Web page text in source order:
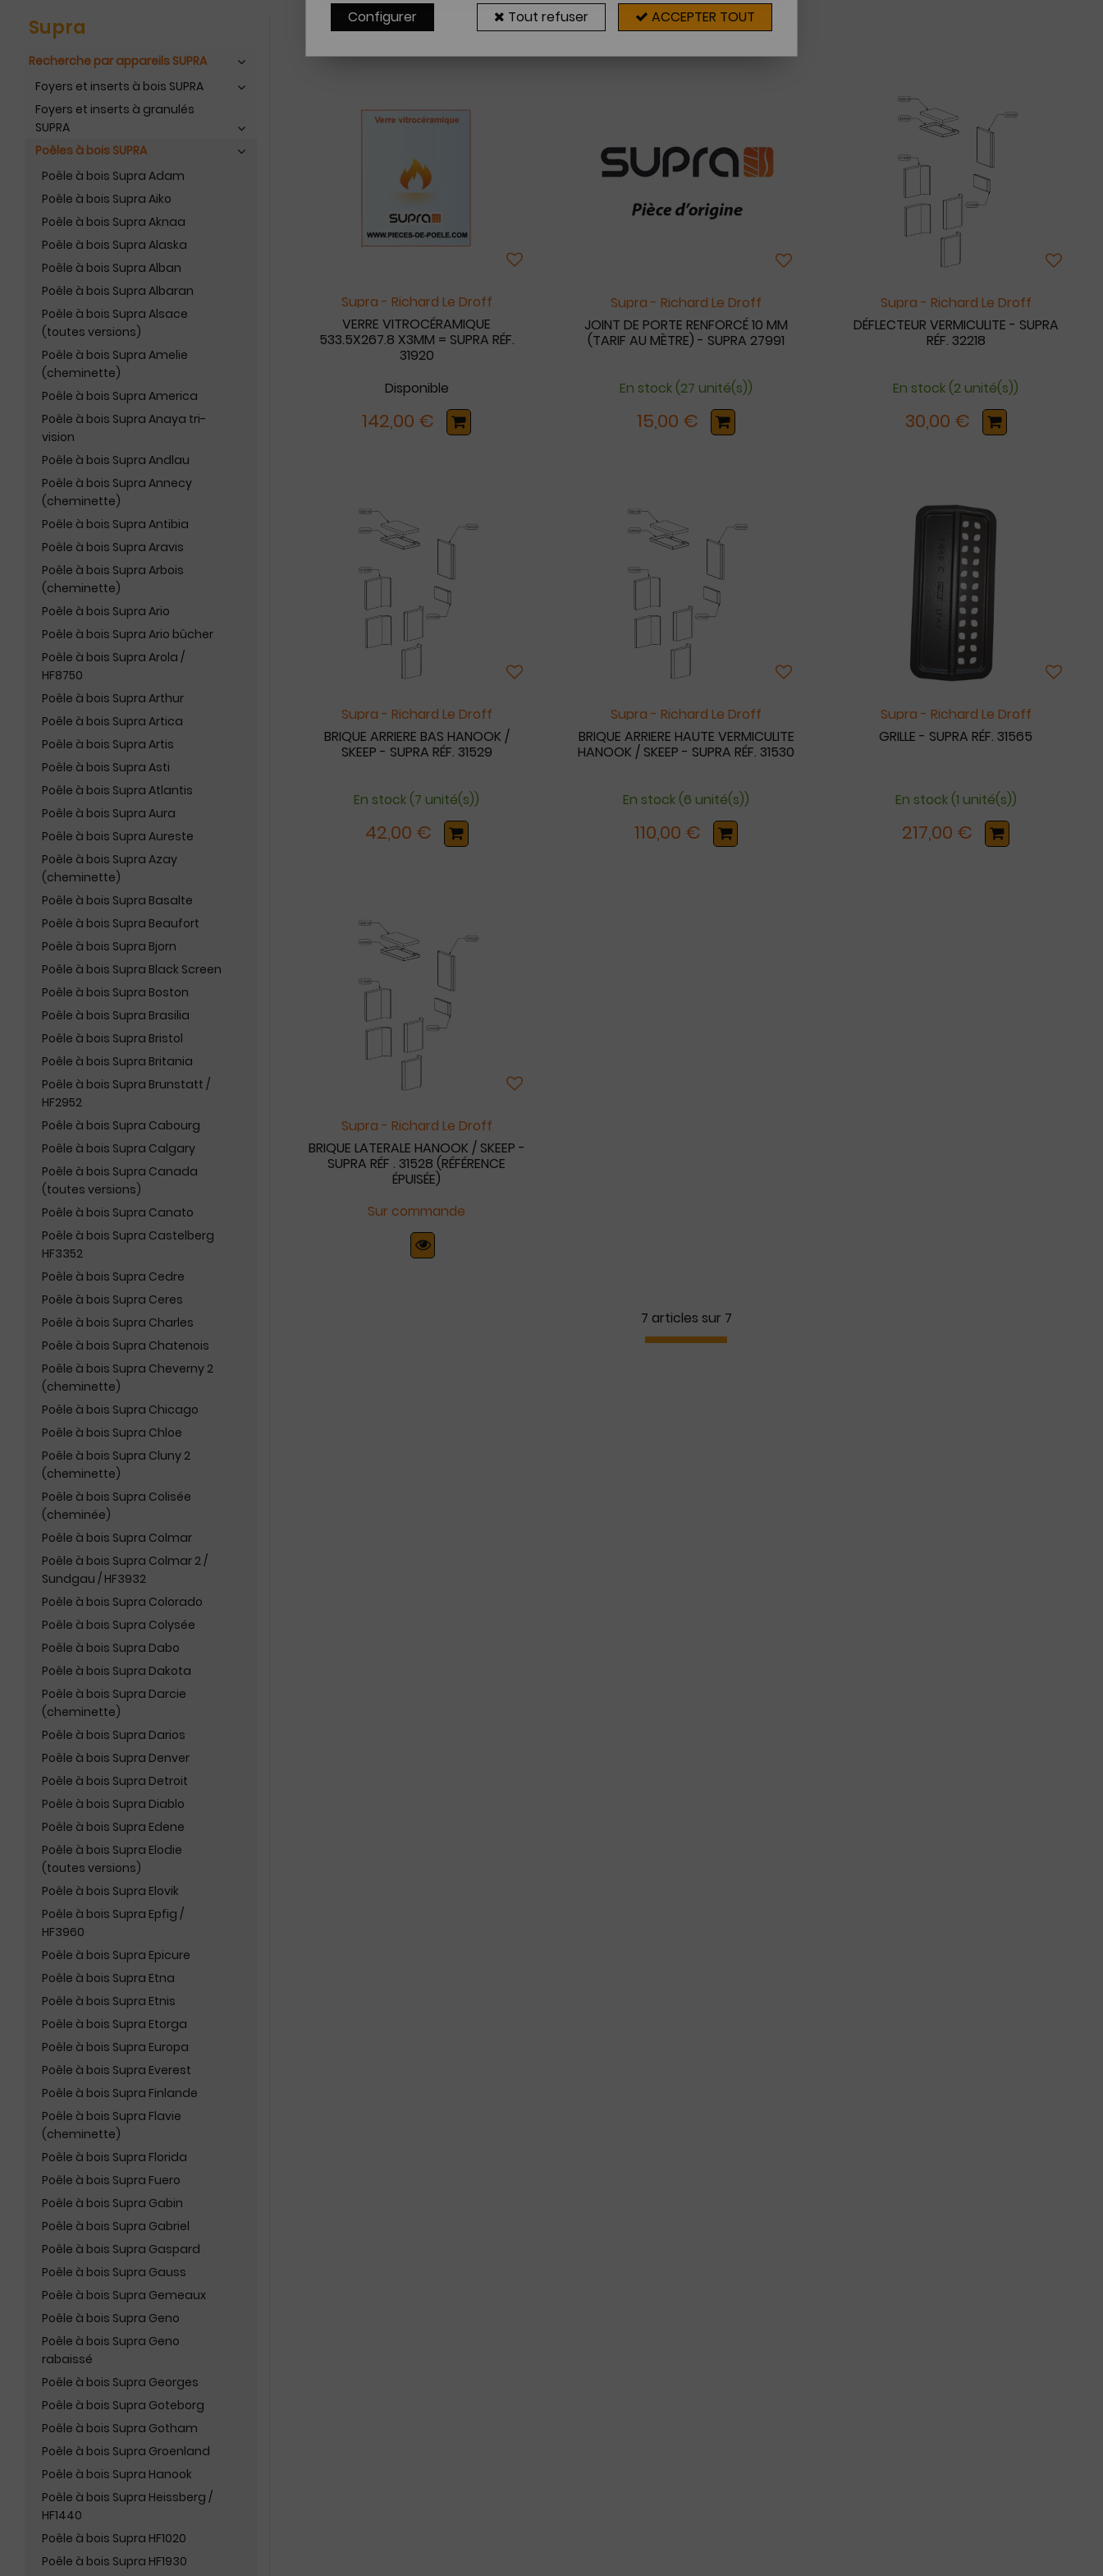
Supra
Recherche par appareils SUPRA
Foyers et inserts à bois SUPRA
Foyers et inserts à granulés
SUPRA
Poêles à bois SUPRA
Poêle à bois Supra Adam
Poêle à bois Supra Aiko
Poêle à bois Supra Aknaa
Poêle à bois Supra Alaska
Poêle à bois Supra Alban
Poêle à bois Supra Albaran
Poêle à bois Supra Alsace
(toutes versions)
Poêle à bois Supra Amelie
(cheminette)
Poêle à bois Supra America
Poêle à bois Supra Anaya tri-
vision
Poêle à bois Supra Andlau
Poêle à bois Supra Annecy
(cheminette)
Poêle à bois Supra Antibia
Poêle à bois Supra Aravis
Poêle à bois Supra Arbois
(cheminette)
Poêle à bois Supra Ario
Poêle à bois Supra Ario bûcher
Poêle à bois Supra Arola /
HF8750
Poêle à bois Supra Arthur
Poêle à bois Supra Artica
Poêle à bois Supra Artis
Poêle à bois Supra Asti
Poêle à bois Supra Atlantis
Poêle à bois Supra Aura
Poêle à bois Supra Aureste
Poêle à bois Supra Azay
(cheminette)
Poêle à bois Supra Basalte
Poêle à bois Supra Beaufort
Poêle à bois Supra Bjorn
Poêle à bois Supra Black Screen
Poêle à bois Supra Boston
Poêle à bois Supra Brasilia
Poêle à bois Supra Bristol
Poêle à bois Supra Britania
Poêle à bois Supra Brunstatt /
HF2952
Poêle à bois Supra Cabourg
Poêle à bois Supra Calgary
Poêle à bois Supra Canada
(toutes versions)
Poêle à bois Supra Canato
Poêle à bois Supra Castelberg
HF3352
Poêle à bois Supra Cedre
Poêle à bois Supra Ceres
Poêle à bois Supra Charles
Poêle à bois Supra Chatenois
Poêle à bois Supra Cheverny 2
(cheminette)
Poêle à bois Supra Chicago
Poêle à bois Supra Chloe
Poêle à bois Supra Cluny 2
(cheminette)
Poêle à bois Supra Colisée
(cheminée)
Poêle à bois Supra Colmar
Poêle à bois Supra Colmar 2 /
Sundgau / HF3932
Poêle à bois Supra Colorado
Poêle à bois Supra Colysée
Poêle à bois Supra Dabo
Poêle à bois Supra Dakota
Poêle à bois Supra Darcie
(cheminette)
Poêle à bois Supra Darios
Poêle à bois Supra Denver
Poêle à bois Supra Detroit
Poêle à bois Supra Diablo
Poêle à bois Supra Edene
Poêle à bois Supra Elodie
(toutes versions)
Poêle à bois Supra Elovik
Poêle à bois Supra Epfig /
HF3960
Poêle à bois Supra Epicure
Poêle à bois Supra Etna
Poêle à bois Supra Etnis
Poêle à bois Supra Etorga
Poêle à bois Supra Europa
Poêle à bois Supra Everest
Poêle à bois Supra Finlande
Poêle à bois Supra Flavie
(cheminette)
Poêle à bois Supra Florida
Poêle à bois Supra Fuero
Poêle à bois Supra Gabin
Poêle à bois Supra Gabriel
Poêle à bois Supra Gaspard
Poêle à bois Supra Gauss
Poêle à bois Supra Gemeaux
Poêle à bois Supra Geno
Poêle à bois Supra Geno
rabaissé
Poêle à bois Supra Georges
Poêle à bois Supra Goteborg
Poêle à bois Supra Gotham
Poêle à bois Supra Groenland
Poêle à bois Supra Hanook
Poêle à bois Supra Heissberg /
HF1440
Poêle à bois Supra HF1020
Poêle à bois Supra HF1930
7 articles sur7
Supra - Richard Le Droff
VERRE VITROCÉRAMIQUE
533.5X267.8 X3MM = SUPRA RÉF.
31920
Disponible
142,00 €
Supra - Richard Le Droff
JOINT DE PORTE RENFORCÉ 10 MM
(TARIF AU MÈTRE) - SUPRA 27991
En stock (27 unité(s))
15,00 €
Supra - Richard Le Droff
DÉFLECTEUR VERMICULITE - SUPRA
RÉF. 32218
En stock (2 unité(s))
30,00 €
Supra - Richard Le Droff
BRIQUE ARRIERE BAS HANOOK /
SKEEP - SUPRA RÉF. 31529
En stock (7 unité(s))
42,00 €
Supra - Richard Le Droff
BRIQUE ARRIERE HAUTE VERMICULITE
HANOOK / SKEEP - SUPRA RÉF. 31530
En stock (6 unité(s))
110,00 €
Supra - Richard Le Droff
GRILLE - SUPRA RÉF. 31565
En stock (1 unité(s))
217,00 €
Supra - Richard Le Droff
BRIQUE LATERALE HANOOK / SKEEP -
SUPRA RÉF . 31528 (RÉFÉRENCE
ÉPUISÉE)
Sur commande
7 articles sur 7
Configurer Tout refuser ACCEPTER TOUT